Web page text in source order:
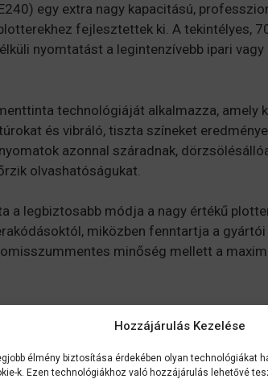
Hozzájárulás Kezelése
élmény biztosítása érdekében olyan technológiákat
k. Ezen technológiákhoz való hozzájárulás lehetővé
egy extra nagy kapacitású,
fejlesztettek ki. A tekintélyes,
nyomtatást a legintenzívebb ipari
technológiáját alkalmazza,
és vibráló, tiszta színeket
azonnal száradnak,
olvashatóságukat.
a legbiztosabb módja a nagy értékű
miközben fenntartja a
minőség mellett a